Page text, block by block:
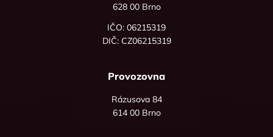
628 00 Brno
IČO: 06215319
DIČ: CZ06215319
Provozovna
Rázusova 84
614 00 Brno